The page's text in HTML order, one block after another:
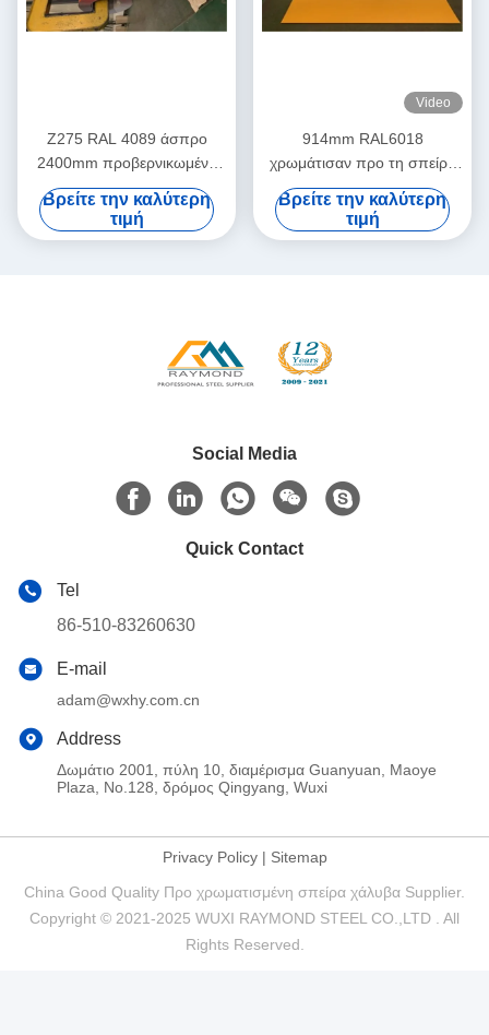
Z275 RAL 4089 άσπρο
2400mm προβερνικωμένο
γαλβανισμένο φύλλο χάλυβα
στις σπείρες
Βρείτε την καλύτερη
τιμή
Video
914mm RAL6018
χρωμάτισαν προ τη σπείρα
χάλυβα Aluzinc σπειρών
χάλυβα
Βρείτε την καλύτερη
τιμή
Social Media
Quick Contact
Tel
86-510-83260630
E-mail
adam@wxhy.com.cn
Address
Δωμάτιο 2001, πύλη 10, διαμέρισμα Guanyuan, Maoye
Plaza, No.128, δρόμος Qingyang, Wuxi
Privacy Policy| Sitemap
China Good Quality Προ χρωματισμένη σπείρα χάλυβα Supplier.
Copyright © 2021-2025 WUXI RAYMOND STEEL CO.,LTD . All
Rights Reserved.